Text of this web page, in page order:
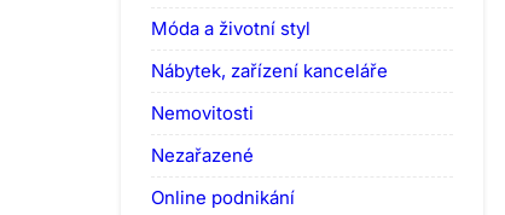
Móda a životní styl
Nábytek, zařízení kanceláře
Nemovitosti
Nezařazené
Online podnikání